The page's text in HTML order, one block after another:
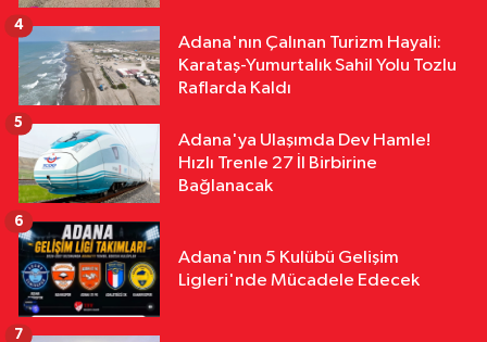
Adana'nın Çalınan Turizm Hayali:
Karataş-Yumurtalık Sahil Yolu Tozlu
Raflarda Kaldı
4
Adana'ya Ulaşımda Dev Hamle!
Hızlı Trenle 27 İl Birbirine
Bağlanacak
5
Adana'nın 5 Kulübü Gelişim
Ligleri'nde Mücadele Edecek
6
7